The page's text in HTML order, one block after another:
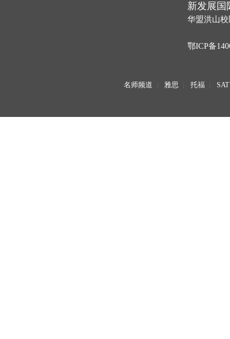
新发展国
华盟洪山
鄂ICP备
名师频道 雅思 托福 SAT